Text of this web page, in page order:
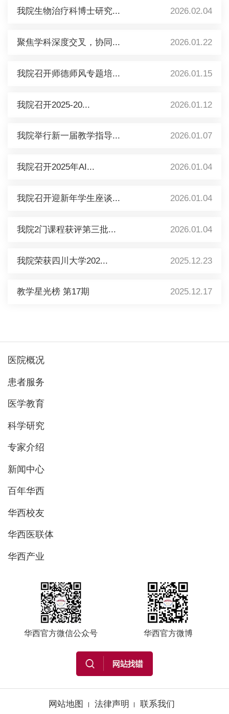
我院生物治疗科博士研究... 2026.02.04
聚焦学科深度交叉，协同... 2026.01.22
我院召开师德师风专题培... 2026.01.15
我院召开2025-20... 2026.01.12
我院举行新一届教学指导... 2026.01.07
我院召开2025年AI... 2026.01.04
我院召开迎新年学生座谈... 2026.01.04
我院2门课程获评第三批... 2026.01.04
我院荣获四川大学202... 2025.12.23
教学星光榜 第17期 2025.12.17
医院概况
患者服务
医学教育
科学研究
专家介绍
新闻中心
百年华西
华西校友
华西医联体
华西产业
华西官方微信公众号 华西官方微博
网站地图 法律声明 联系我们